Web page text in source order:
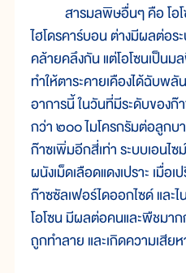
สารมลพิษอื่นๆ คือ โอโซน
ไฮโดรคาร์บอน ต่างมีผลต่อร
คล้ายคลึงกัน แต่โอโซนเป็น
ทำให้ตาระคายเคืองได้ฉับพ
อาการนี้ ในวันที่มีระดับของก๊
กว่า ๒๐๐ ไมโครกรัมต่อลูกบ
ก๊าซเพิ่มอีกสี่เท่า ระบบเอนไ
ผนังเม็ดเลือดแดงเปราะ เมื่อ
ก๊าซซัลเฟอร์ไดออกไซด์ และไ
โอโซน มีผลต่อคนและพืชม
ถูกทำลาย และเกิดความเสีย